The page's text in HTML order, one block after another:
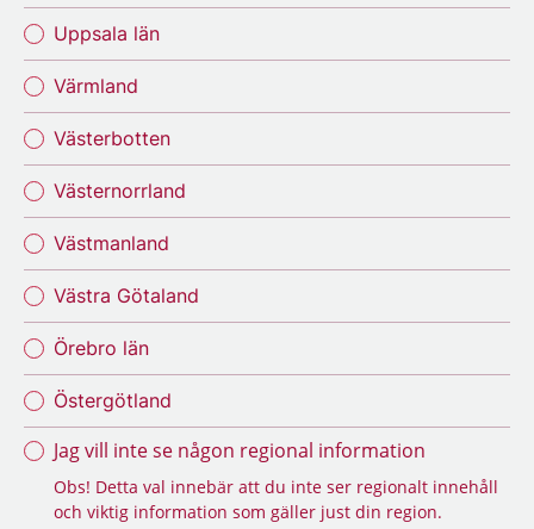
Uppsala län
Värmland
Västerbotten
Västernorrland
Västmanland
Västra Götaland
Örebro län
Östergötland
Jag vill inte se någon regional information
Obs! Detta val innebär att du inte ser regionalt innehåll
och viktig information som gäller just din region.